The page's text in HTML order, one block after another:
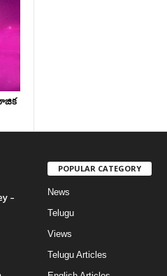
–
POPULAR CATEGORY
News
Telugu
Views
Telugu Articles